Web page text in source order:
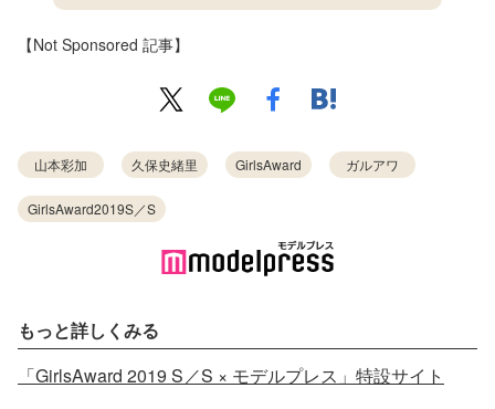
【Not Sponsored 記事】
山本彩加 久保史緒里 GirlsAward ガルアワ
GirlsAward2019S／S
もっと詳しくみる
「GirlsAward 2019 S／S × モデルプレス」特設サイト